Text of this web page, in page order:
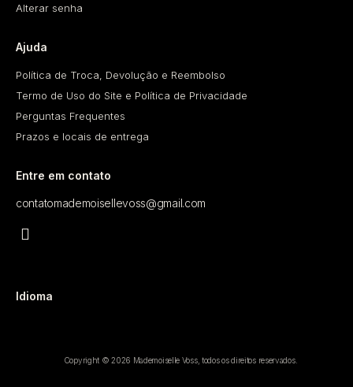
Alterar senha
Ajuda
Política de Troca, Devolução e Reembolso
Termo de Uso do Site e Política de Privacidade
Perguntas Frequentes
Prazos e locais de entrega
Entre em contato
contatomademoisellevoss@gmail.com
Idioma
Copyright © 2026 Mademoiselle Voss, todos os direitos reservados.